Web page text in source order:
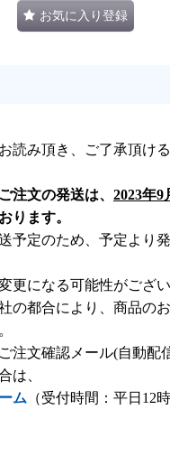
お気に入り登録
読み頂き、ご了承頂け
注文の発送は、 2023年9
ります。
予定のため、予定より
更になる可能性がござい
の都合により、商品の
注文確認メール(自動配
は、
ム （受付時間：平日12